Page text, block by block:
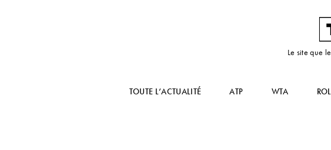
Le site que
TOUTE L’ACTUALITÉ ATP WTA